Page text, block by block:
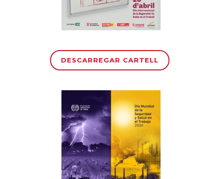
DESCARREGAR CARTELL